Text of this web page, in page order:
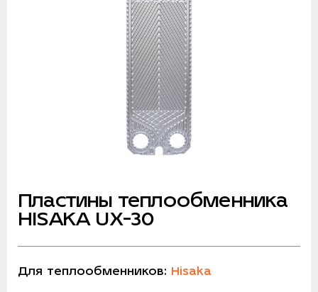
Пластины теплообменника
HISAKA UX-30
Для теплообменников: Hisaka